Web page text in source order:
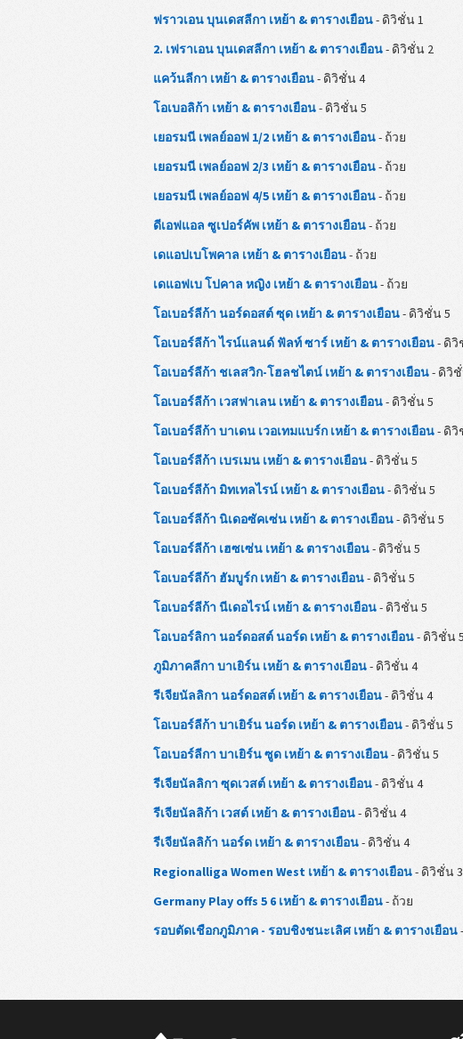
ฟราวเอน บุนเดสลีกา เหย้า & ตารางเยือน- ดิวิชั่น 1
2. เฟราเอน บุนเดสลีกา เหย้า & ตารางเยือน- ดิวิชั่น 2
แคว้นลีกา เหย้า & ตารางเยือน- ดิวิชั่น 4
โอเบอลิก้า เหย้า & ตารางเยือน- ดิวิชั่น 5
เยอรมนี เพลย์ออฟ 1/2 เหย้า & ตารางเยือน- ถ้วย
เยอรมนี เพลย์ออฟ 2/3 เหย้า & ตารางเยือน- ถ้วย
เยอรมนี เพลย์ออฟ 4/5 เหย้า & ตารางเยือน- ถ้วย
ดีเอฟแอล ซูเปอร์คัพ เหย้า & ตารางเยือน- ถ้วย
เดแอปเบโพคาล เหย้า & ตารางเยือน- ถ้วย
เดแอฟเบ โปคาล หญิง เหย้า & ตารางเยือน- ถ้วย
โอเบอร์ลีก้า นอร์ดอสต์ ซุด เหย้า & ตารางเยือน- ดิวิชั่น 5
โอเบอร์ลีก้า ไรน์แลนด์ ฟัลท์ ซาร์ เหย้า & ตารางเยือน- ดิวิ
โอเบอร์ลีก้า ชเลสวิก-โฮลชไตน์ เหย้า & ตารางเยือน- ดิวิ
โอเบอร์ลีก้า เวสฟาเลน เหย้า & ตารางเยือน- ดิวิชั่น 5
โอเบอร์ลีก้า บาเดน เวอเทมแบร์ก เหย้า & ตารางเยือน- ดิวิ
โอเบอร์ลีก้า เบรเมน เหย้า & ตารางเยือน- ดิวิชั่น 5
โอเบอร์ลีก้า มิทเทลไรน์ เหย้า & ตารางเยือน- ดิวิชั่น 5
โอเบอร์ลีก้า นิเดอซัคเซ่น เหย้า & ตารางเยือน- ดิวิชั่น 5
โอเบอร์ลีก้า เฮซเซ่น เหย้า & ตารางเยือน- ดิวิชั่น 5
โอเบอร์ลีก้า ฮัมบูร์ก เหย้า & ตารางเยือน- ดิวิชั่น 5
โอเบอร์ลีก้า นีเดอไรน์ เหย้า & ตารางเยือน- ดิวิชั่น 5
โอเบอร์ลิกา นอร์ดอสต์ นอร์ด เหย้า & ตารางเยือน- ดิวิชั่น 5
ภูมิภาคลีกา บาเยิร์น เหย้า & ตารางเยือน- ดิวิชั่น 4
รีเจียนัลลิกา นอร์ดอสต์ เหย้า & ตารางเยือน- ดิวิชั่น 4
โอเบอร์ลีก้า บาเยิร์น นอร์ด เหย้า & ตารางเยือน- ดิวิชั่น 5
โอเบอร์ลีกา บาเยิร์น ซูด เหย้า & ตารางเยือน- ดิวิชั่น 5
รีเจียนัลลิกา ซุดเวสต์ เหย้า & ตารางเยือน- ดิวิชั่น 4
รีเจียนัลลิก้า เวสต์ เหย้า & ตารางเยือน- ดิวิชั่น 4
รีเจียนัลลิก้า นอร์ด เหย้า & ตารางเยือน- ดิวิชั่น 4
Regionalliga Women West เหย้า & ตารางเยือน- ดิวิชั่น 3
Germany Play offs 5 6 เหย้า & ตารางเยือน- ถ้วย
รอบตัดเชือกภูมิภาค - รอบชิงชนะเลิศ เหย้า & ตารางเยือน